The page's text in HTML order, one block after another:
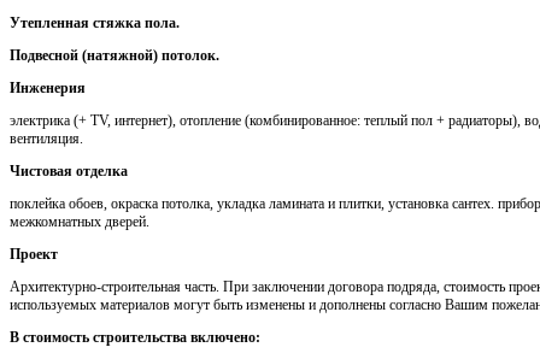
Утепленная стяжка пола.
Подвесной (натяжной) потолок.
Инженерия
электрика (+ TV, интернет), отопление (комбинированное: теплый пол + радиаторы),
вентиляция.
Чистовая отделка
поклейка обоев, окраска потолка, укладка ламината и плитки, установка сантех.
межкомнатных дверей.
Проект
Архитектурно-строительная часть. При заключении договора подряда, стоимость
используемых материалов могут быть изменены и дополнены согласно Вашим
В стоимость строительства включено: